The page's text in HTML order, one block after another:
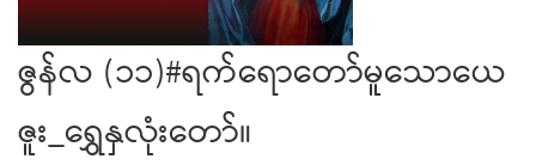
ဇွန်လ (၁၁)#ရက်ရောတော်မူသောယေ
ဇူး_ရွှေနှလုံးတော်။